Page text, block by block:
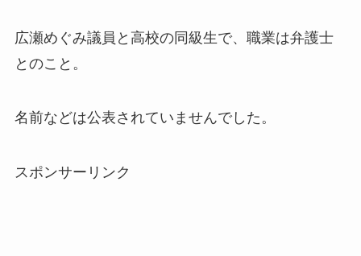
広瀬めぐみ議員と高校の同級生で、職業は弁護士
とのこと。
名前などは公表されていませんでした。
スポンサーリンク